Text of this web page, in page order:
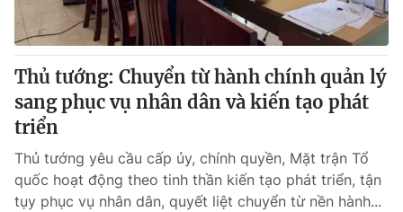
Cơ quan báo chí:Thời báo VTV
Giấy phép hoạt động báo in và báo điện tử số 483/GP-BTTTT
cấp ngày 29/12/2023
Tổng Biên tập:Vũ Thanh Thủy
Phó Tổng Biên tập:Nguyễn Thị Mỹ Hạnh, Phạm Quốc Thắng,
Nguyễn Trọng Ninh
Ðiện thoại Thời báo VTV:
024.66 897 897
Email:toasoan@vtv.vn
Thủ tướng: Chuyển từ hành chính quản lý
sang phục vụ nhân dân và kiến tạo phát
triển
Thủ tướng yêu cầu cấp ủy, chính quyền, Mặt trận Tổ
quốc hoạt động theo tinh thần kiến tạo phát triển, tận
tụy phục vụ nhân dân, quyết liệt chuyển từ nền hành...